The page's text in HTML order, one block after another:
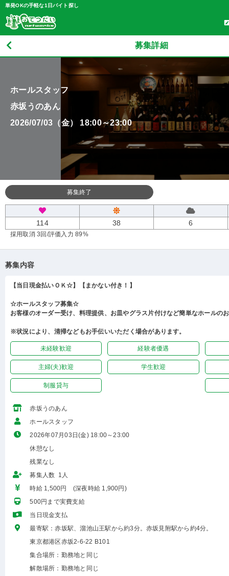
単発OKの手軽な1日バイト探し
募集詳細
ホールスタッフ
赤坂うのあん
2026/07/03（金） 18:00～23:00
募集終了
114 38 6
採用取消 3回 /評価入力 89%
募集内容
【当日現金払いＯＫ☆】【まかない付き！】
☆ホールスタッフ募集☆
お客様のオーダー受け、料理提供、お皿やグラス片付けなど簡単なホールの
※状況により、清掃などもお手伝いいただく場合があります。
未経験歓迎 経験者優遇
主婦(夫)歓迎 学生歓迎
制服貸与
赤坂うのあん
ホールスタッフ
2026年07月03日(金) 18:00～23:00
休憩なし
残業なし
募集人数 1人
時給 1,500円 (深夜時給 1,900円)
500円まで実費支給
当日現金支払
最寄駅：赤坂駅、溜池山王駅から約3分。赤坂見附駅から約4分。
東京都港区赤坂2-6-22 B101
集合場所：勤務地と同じ
解散場所：勤務地と同じ